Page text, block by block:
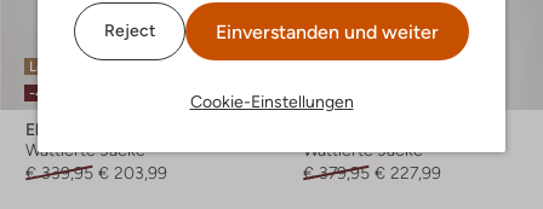
Reject Einverstanden und weiter
Cookie-Einstellungen
Letzte Größen
-40%
Elvine
Wattierte Jacke
€ 339,95 € 203,99
Letzter Artikel
Wattierte Jacke
€ 379,95 € 227,99